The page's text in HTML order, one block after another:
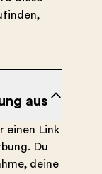
aus
einen Link
Du
deine